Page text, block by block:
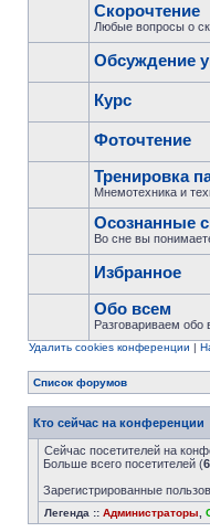
Скорочтение
Любые вопросы о
Обсуждение
Курс
Фоточтение
Тренировка
Мнемотехника и
Осознанные
Во сне вы
Избранное
Обо всем
Разговариваем обо
Удалить cookies конференции |
Список форумов
Кто сейчас на конференции
Сейчас посетителей на
Больше всего посетителей (
Зарегистрированные
Легенда :: Администраторы